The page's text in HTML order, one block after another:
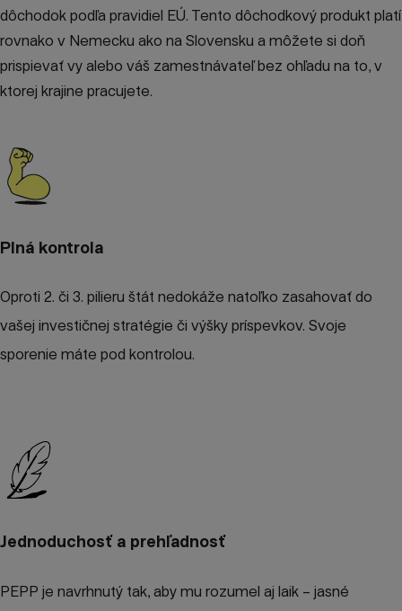
dôchodok podľa pravidiel EÚ. Tento dôchodkový produkt platí
rovnako v Nemecku ako na Slovensku a môžete si doň
prispievať vy alebo váš zamestnávateľ bez ohľadu na to, v
ktorej krajine pracujete.
Plná kontrola
Oproti 2. či 3. pilieru štát nedokáže natoľko zasahovať do
vašej investičnej stratégie či výšky príspevkov. Svoje
sporenie máte pod kontrolou.
Jednoduchosť a prehľadnosť
PEPP je navrhnutý tak, aby mu rozumel aj laik – jasné